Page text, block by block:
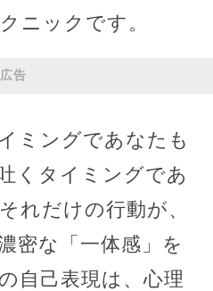
ニックです。
広告
ミングであなたも
くタイミングであ
れだけの行動が、
密な「一体感」を
自己表現は、心理